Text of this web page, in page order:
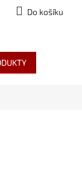
Do košíku